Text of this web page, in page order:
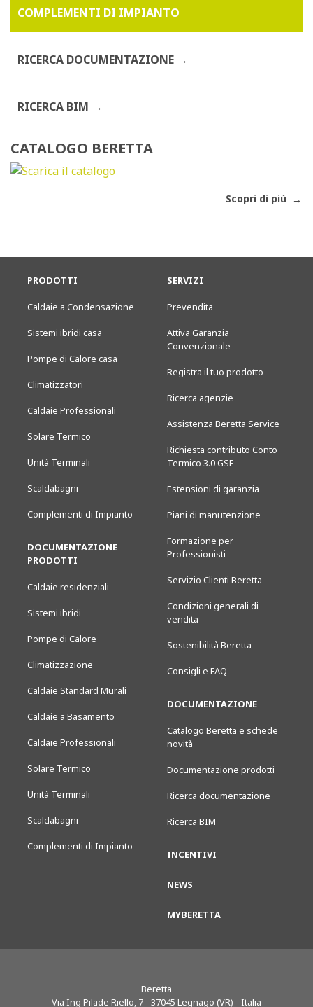
COMPLEMENTI DI IMPIANTO
RICERCA DOCUMENTAZIONE
RICERCA BIM
CATALOGO BERETTA
Scopri di più
PRODOTTI
Caldaie a Condensazione
Sistemi ibridi casa
Pompe di Calore casa
Climatizzatori
Caldaie Professionali
Solare Termico
Unità Terminali
Scaldabagni
Complementi di Impianto
DOCUMENTAZIONE
PRODOTTI
Caldaie residenziali
Sistemi ibridi
Pompe di Calore
Climatizzazione
Caldaie Standard Murali
Caldaie a Basamento
Caldaie Professionali
Solare Termico
Unità Terminali
Scaldabagni
Complementi di Impianto
SERVIZI
Prevendita
Attiva Garanzia
Convenzionale
Registra il tuo prodotto
Ricerca agenzie
Assistenza Beretta Service
Richiesta contributo Conto
Termico 3.0 GSE
Estensioni di garanzia
Piani di manutenzione
Formazione per
Professionisti
Servizio Clienti Beretta
Condizioni generali di
vendita
Sostenibilità Beretta
Consigli e FAQ
DOCUMENTAZIONE
Catalogo Beretta e schede
novità
Documentazione prodotti
Ricerca documentazione
Ricerca BIM
INCENTIVI
NEWS
MYBERETTA
Beretta
Via Ing Pilade Riello, 7 - 37045 Legnago (VR) - Italia